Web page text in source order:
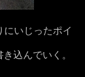
いじったポイ
込んでいく。